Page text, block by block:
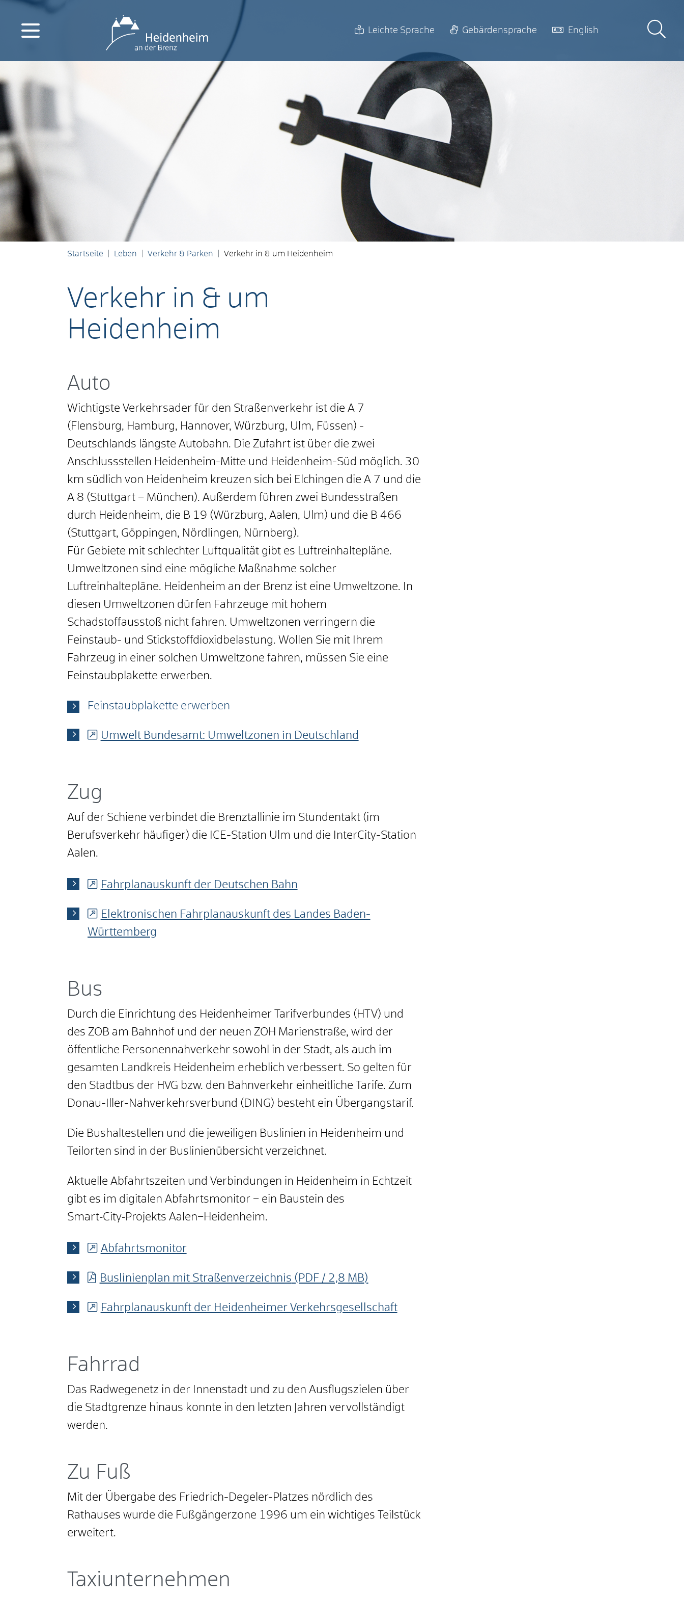
Leichte Sprache Gebärdensprache English
Startseite Leben Verkehr & Parken Verkehr in & um Heidenheim
Verkehr in & um
Heidenheim
Auto
Wichtigste Verkehrsader für den Straßenverkehr ist die A 7
(Flensburg, Hamburg, Hannover, Würzburg, Ulm, Füssen) -
Deutschlands längste Autobahn. Die Zufahrt ist über die zwei
Anschlussstellen Heidenheim-Mitte und Heidenheim-Süd möglich. 30
km südlich von Heidenheim kreuzen sich bei Elchingen die A 7 und die
A 8 (Stuttgart – München). Außerdem führen zwei Bundesstraßen
durch Heidenheim, die B 19 (Würzburg, Aalen, Ulm) und die B 466
(Stuttgart, Göppingen, Nördlingen, Nürnberg).
Für Gebiete mit schlechter Luftqualität gibt es Luftreinhaltepläne.
Umweltzonen sind eine mögliche Maßnahme solcher
Luftreinhaltepläne. Heidenheim an der Brenz ist eine Umweltzone. In
diesen Umweltzonen dürfen Fahrzeuge mit hohem
Schadstoffausstoß nicht fahren. Umweltzonen verringern die
Feinstaub- und Stickstoffdioxidbelastung. Wollen Sie mit Ihrem
Fahrzeug in einer solchen Umweltzone fahren, müssen Sie eine
Feinstaubplakette erwerben.
Feinstaubplakette erwerben
Umwelt Bundesamt: Umweltzonen in Deutschland
Zug
Auf der Schiene verbindet die Brenztallinie im Stundentakt (im
Berufsverkehr häufiger) die ICE-Station Ulm und die InterCity-Station
Aalen.
Fahrplanauskunft der Deutschen Bahn
Elektronischen Fahrplanauskunft des Landes Baden-
Württemberg
Bus
Durch die Einrichtung des Heidenheimer Tarifverbundes (HTV) und
des ZOB am Bahnhof und der neuen ZOH Marienstraße, wird der
öffentliche Personennahverkehr sowohl in der Stadt, als auch im
gesamten Landkreis Heidenheim erheblich verbessert. So gelten für
den Stadtbus der HVG bzw. den Bahnverkehr einheitliche Tarife. Zum
Donau-Iller-Nahverkehrsverbund (DING) besteht ein Übergangstarif.
Die Bushaltestellen und die jeweiligen Buslinien in Heidenheim und
Teilorten sind in der Buslinienübersicht verzeichnet.
Aktuelle Abfahrtszeiten und Verbindungen in Heidenheim in Echtzeit
gibt es im digitalen Abfahrtsmonitor – ein Baustein des
Smart‑City‑Projekts Aalen–Heidenheim.
Abfahrtsmonitor
Buslinienplan mit Straßenverzeichnis (PDF / 2,8 MB)
Fahrplanauskunft der Heidenheimer Verkehrsgesellschaft
Fahrrad
Das Radwegenetz in der Innenstadt und zu den Ausflugszielen über
die Stadtgrenze hinaus konnte in den letzten Jahren vervollständigt
werden.
Zu Fuß
Mit der Übergabe des Friedrich-Degeler-Platzes nördlich des
Rathauses wurde die Fußgängerzone 1996 um ein wichtiges Teilstück
erweitert.
Taxiunternehmen